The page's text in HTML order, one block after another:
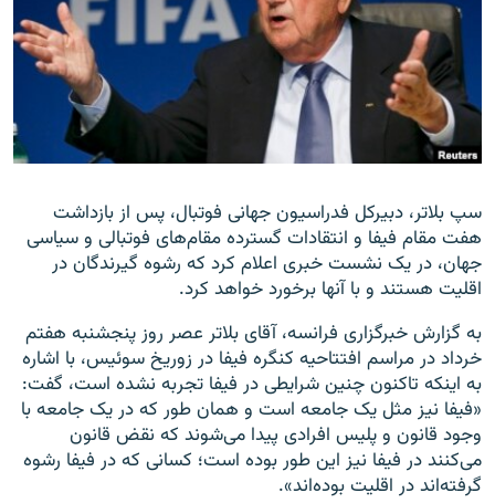
به ما بپیوندید
سپ بلاتر، دبیرکل فدراسیون جهانی فوتبال،‌ پس از بازداشت
هفت مقام فیفا و انتقادات گسترده مقام‌های فوتبالی و سیاسی
جهان،‌ در یک نشست خبری اعلام کرد که رشوه گیرندگان در
اقلیت هستند و با آنها برخورد خواهد کرد.
به گزارش خبرگزاری فرانسه، آقای بلاتر عصر روز پنجشنبه هفتم
خرداد در مراسم افتتاحیه کنگره فیفا در زوریخ سوئیس، با اشاره
به اینکه تاکنون چنین شرایطی در فیفا تجربه نشده است،‌ گفت:‌
«فیفا نیز مثل یک جامعه است و همان طور که در یک جامعه با
وجود قانون و پلیس افرادی پیدا می‌شوند که نقض قانون
می‌کنند در فیفا نیز این طور بوده است؛ کسانی که در فیفا رشوه
گرفته‌اند در اقلیت بوده‌اند».